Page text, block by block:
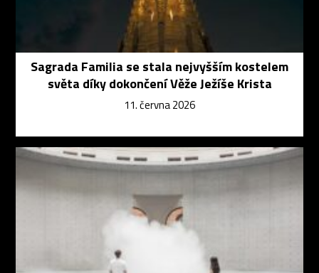
Sagrada Familia se stala nejvyšším kostelem
světa díky dokončení Věže Ježíše Krista
11. června 2026